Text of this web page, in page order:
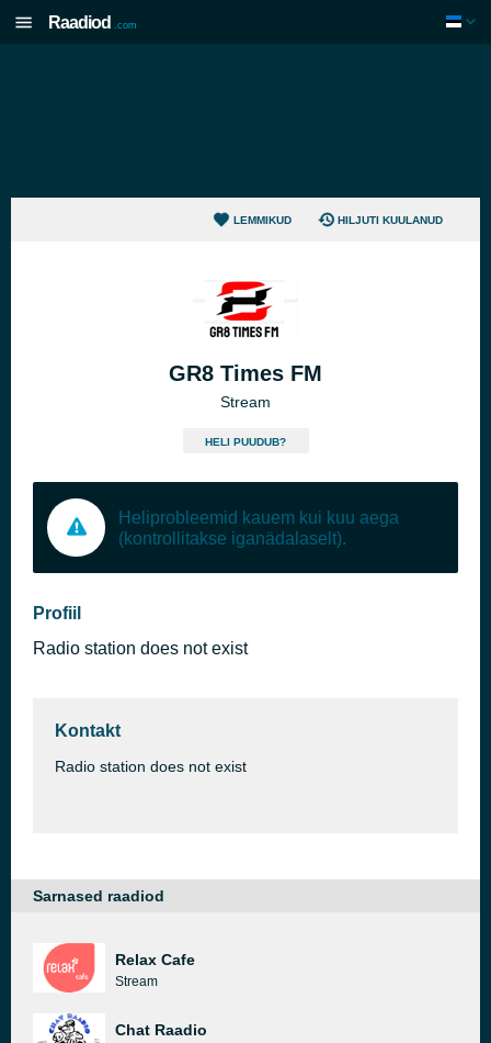
Raadiod .com
LEMMIKUD HILJUTI KUULANUD
GR8 Times FM
Stream
HELI PUUDUB?
Heliprobleemid kauem kui kuu aega
(kontrollitakse iganädalaselt).
Profiil
Radio station does not exist
Kontakt
Radio station does not exist
Sarnased raadiod
Relax Cafe
Stream
Chat Raadio